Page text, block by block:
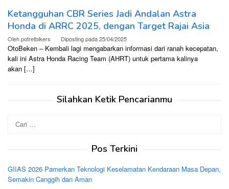
Ketangguhan CBR Series Jadi Andalan Astra
Honda di ARRC 2025, dengan Target Rajai Asia
Olehpotretbikers Diposting pada25/04/2025
OtoBeken – Kembali lagi mengabarkan informasi dari ranah kecepatan,
kali ini Astra Honda Racing Team (AHRT) untuk pertama kalinya
akan […]
Silahkan Ketik Pencarianmu
untuk:
Pos Terkini
GIIAS 2026 Pamerkan Teknologi Keselamatan Kendaraan Masa Depan,
Semakin Canggih dan Aman